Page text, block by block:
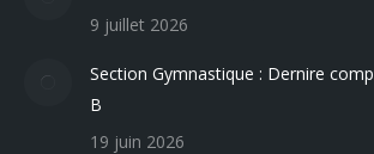
9 juillet 2026
Section Gymnastique : Dernire
B
19 juin 2026